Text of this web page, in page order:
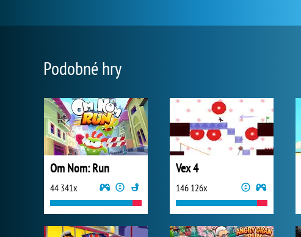
Podobné hry
Om Nom: Run
44 341x
Vex 4
146 126x